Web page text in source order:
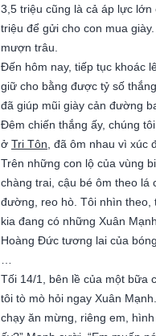
3,5 triệu cũng là cả áp lực
triệu để gửi cho con mua
mượn trâu.
Đến hôm nay, tiếp tục khoác
giữ cho bằng được tỷ số
đã giúp mũi giày cản đường
Đêm chiến thắng ấy, chúng
ở Tri Tôn , đã ôm nhau vì
Trên những con lộ của vùng
chàng trai, cậu bé ôm theo lá
đường, reo hò. Tôi nhìn
kia đang có những Xuân
Hoàng Đức tương lai của
Tối 14/1, bên lề của một bữa
tôi tò mò hỏi ngay Xuân
chạy ăn mừng, riêng em,